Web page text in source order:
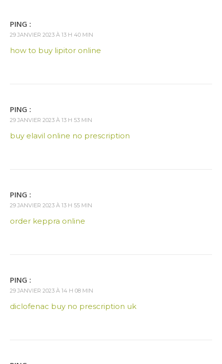
PING :
29 JANVIER 2023 À 13 H 40 MIN
how to buy lipitor online
PING :
29 JANVIER 2023 À 13 H 53 MIN
buy elavil online no prescription
PING :
29 JANVIER 2023 À 13 H 55 MIN
order keppra online
PING :
29 JANVIER 2023 À 14 H 08 MIN
diclofenac buy no prescription uk